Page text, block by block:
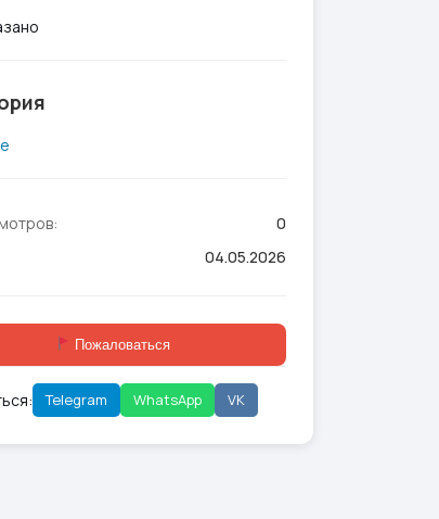
0
04.05.2026
Пожаловаться
Telegram WhatsApp VK